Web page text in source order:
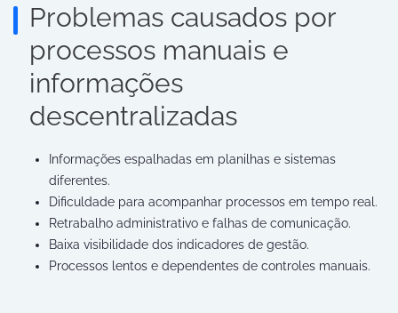
Problemas causados por
processos manuais e
informações
descentralizadas
Informações espalhadas em planilhas e sistemas
diferentes.
Dificuldade para acompanhar processos em tempo real.
Retrabalho administrativo e falhas de comunicação.
Baixa visibilidade dos indicadores de gestão.
Processos lentos e dependentes de controles manuais.